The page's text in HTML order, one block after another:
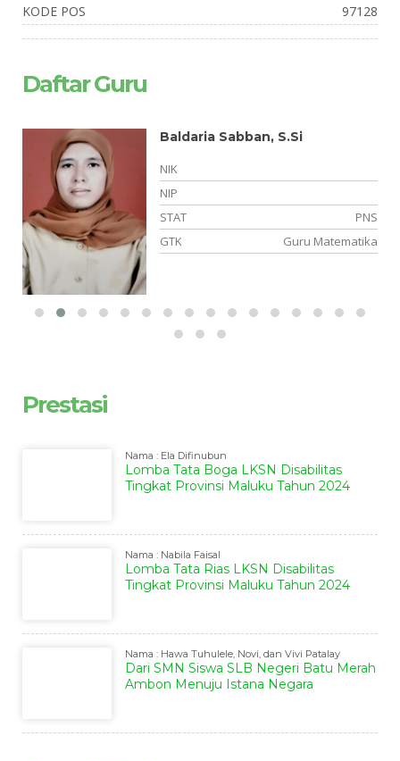
KODE POS
97128
Daftar Guru
Baldaria Sabban, S.Si
NIK
NIP
STAT
PNS
GTK
Guru Matematika
Prestasi
Nama : Ela Difinubun
Lomba Tata Boga LKSN Disabilitas
Tingkat Provinsi Maluku Tahun 2024
Nama : Nabila Faisal
Lomba Tata Rias LKSN Disabilitas
Tingkat Provinsi Maluku Tahun 2024
Nama : Hawa Tuhulele, Novi, dan Vivi Patalay
Dari SMN Siswa SLB Negeri Batu Merah
Ambon Menuju Istana Negara